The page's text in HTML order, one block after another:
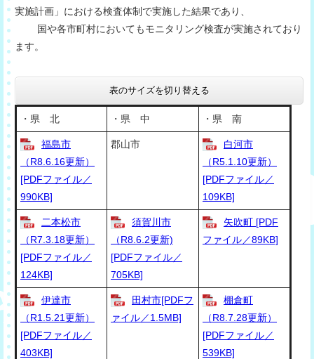
実施計画」における検査体制で実施した結果であり、
国や各市町村においてもモニタリング検査が実施されており
ます。
表のサイズを切り替える
・県 北 ・県 中 ・県 南
福島市
（R8.6.16更新）
[PDFファイル／
990KB]
郡山市
白河市
（R5.1.10更新）
[PDFファイル／
109KB]
二本松市
（R7.3.18更新）
[PDFファイル／
124KB]
須賀川市
（R8.6.2更新)
[PDFファイル／
705KB]
矢吹町 [PDF
ファイル／89KB]
伊達市
（R1.5.21更新）
[PDFファイル／
403KB]
田村市[PDFフ
ァイル／1.5MB]
棚倉町
（R8.7.28更新）
[PDFファイル／
539KB]